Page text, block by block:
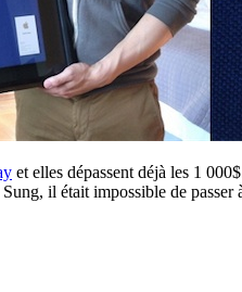
et elles dépassent déjà les 1
il était impossible de passer